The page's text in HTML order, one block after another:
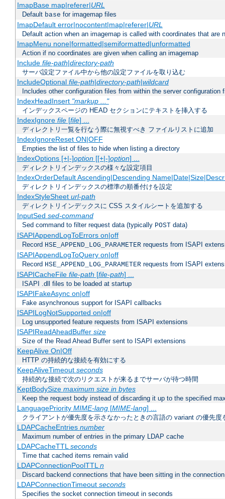
ImapBase map|referer|URL
Default base for imagemap files
ImapDefault error|nocontent|map|referer|URL
Default action when an imagemap is called with coordinates that are
ImapMenu none|formatted|semiformatted|unformatted
Action if no coordinates are given when calling an imagemap
Include file-path|directory-path
サーバ設定ファイル中から他の設定ファイルを取り込む
IncludeOptional file-path|directory-path|wildcard
Includes other configuration files from within the server configuration
IndexHeadInsert "markup ..."
インデックスページの HEAD セクションにテキストを挿入する
IndexIgnore file[file] ...
ディレクトリ一覧を行なう際に無視すべき ファイルリストに追加
IndexIgnoreReset ON|OFF
Empties the list of files to hide when listing a directory
IndexOptions [+|-]option[[+|-]option] ...
ディレクトリインデックスの様々な設定項目
IndexOrderDefault Ascending|Descending
ディレクトリインデックスの標準の順番付けを設定
IndexStyleSheet url-path
ディレクトリインデックスに CSS スタイルシートを追加する
InputSed sed-command
Sed command to filter request data (typically POST data)
ISAPIAppendLogToErrors on|off
Record HSE_APPEND_LOG_PARAMETER requests from ISAPI
ISAPIAppendLogToQuery on|off
Record HSE_APPEND_LOG_PARAMETER requests from ISAPI
ISAPICacheFile file-path [file-path] ...
ISAPI .dll files to be loaded at startup
ISAPIFakeAsync on|off
Fake asynchronous support for ISAPI callbacks
ISAPILogNotSupported on|off
Log unsupported feature requests from ISAPI extensions
ISAPIReadAheadBuffer size
Size of the Read Ahead Buffer sent to ISAPI extensions
KeepAlive On|Off
HTTP の持続的な接続を有効にする
KeepAliveTimeout seconds
持続的な接続で次のリクエストが来るまでサーバが待つ時間
KeptBodySize maximum size in bytes
Keep the request body instead of discarding it up to the specified
LanguagePriority MIME-lang[MIME-lang] ...
クライアントが優先度を示さなかったときの言語の variant の優先度
LDAPCacheEntries number
Maximum number of entries in the primary LDAP cache
LDAPCacheTTLseconds
Time that cached items remain valid
LDAPConnectionPoolTTLn
Discard backend connections that have been sitting in the
LDAPConnectionTimeout seconds
Specifies the socket connection timeout in seconds